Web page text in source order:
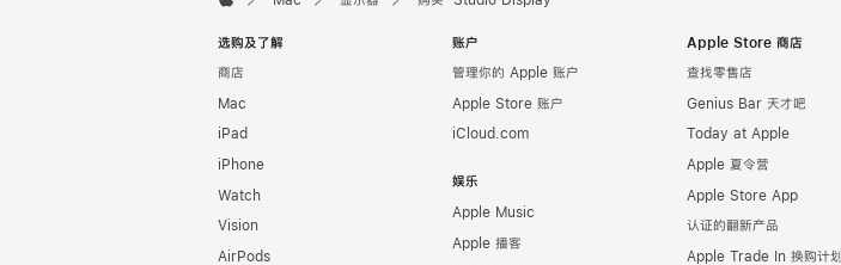
选购及了解
商店
Mac
iPad
iPhone
Watch
Vision
AirPods
账户
管理你的 Apple 账户
Apple Store 账户
iCloud.com
娱乐
Apple Music
Apple 播客
Apple Store 商店
查找零售店
Genius Bar 天才吧
Today at Apple
Apple 夏令营
Apple Store App
认证的翻新产品
Apple Trade In 换购计划